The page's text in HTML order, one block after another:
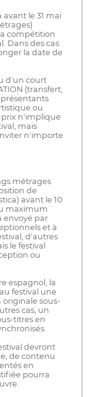
le 31 mai
compétition
Dans des cas
la date de
d'un court
(transfert,
ou
n'implique
mais
n'importe
métrages
de
avant le 10
maximum
envoyé par
et à
d'autres
le festival
ou
espagnol, la
festival une
sous-
cas, un
titres en
devront
de contenu
en
pourra